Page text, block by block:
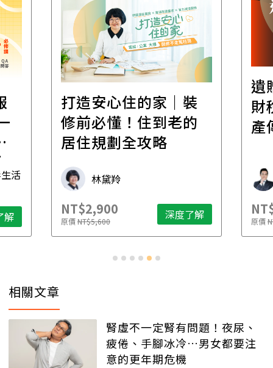
活
解
打造安心住的家｜裝
修前必懂！住到老的
居住規劃全攻略
林黛羚
NT$2,900
原價NT$5,600 深度了解
遺
財
產
原價
相關文章
腎虛不一定腎有問題！夜尿、
疲倦、手腳冰冷…男女都要注
意的更年期危機